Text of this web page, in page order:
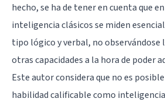
hecho, se ha de tener en cuenta que
inteligencia clásicos se miden
tipo lógico y verbal, no observándose
otras capacidades a la hora de poder
Este autor considera que no es
habilidad calificable como